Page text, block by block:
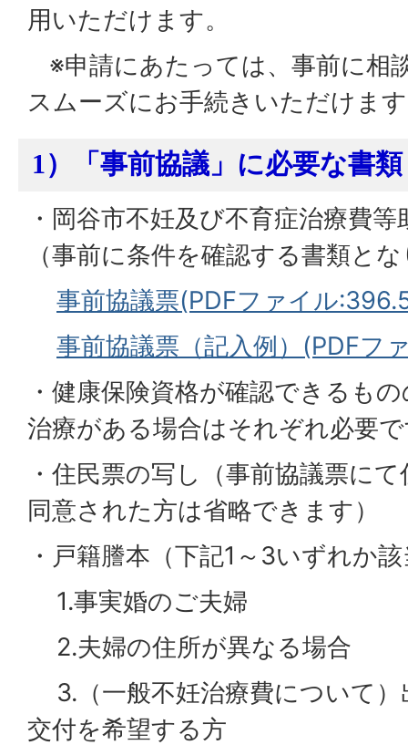
用いただけます。
※申請にあたっては、事前に相
スムーズにお手続きいただけま
1）「事前協議」に必要な書類
・岡谷市不妊及び不育症治療費
（事前に条件を確認する書類と
事前協議票(PDFファイル
事前協議票（記入例）(PDFフ
・健康保険資格が確認できるも
治療がある場合はそれぞれ必要
・住民票の写し（事前協議票に
同意された方は省略できます）
・戸籍謄本（下記1～3いずれか
1.事実婚のご夫婦
2.夫婦の住所が異なる場合
3.（一般不妊治療費について）
交付を希望する方